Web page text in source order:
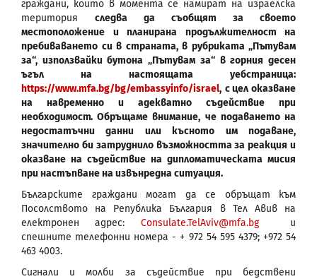
граждани, които в момента се намират на израелска
територия следва да съобщят за своето
местоположение и планирана продължителност на
пребиваването си в страната, в рубриката „Пътувам
за“, използвайки бутона „Пътувам за“ в горния десен
ъгъл на настоящата уебстраница:
https://www.mfa.bg/bg/embassyinfo/israel, с цел оказване
на навременно и адекватно съдействие при
необходимост. Обръщаме внимание, че подаването на
недостатъчни данни или късното им подаване,
значително би затруднило възможността за реакция и
оказване на съдействие на дипломатическата мисия
при настъпване на извънредна ситуация.
Българските граждани могат да се обръщат към
Посолството на Република България в Тел Авив на
електронен адрес: Consulate.TelAviv@mfa.bgи
спешните телефонни номера - ‪+ 972 54 595 4379; ‪+972 54
463 4003.
Сигнали и молби за съдействие при бедствени